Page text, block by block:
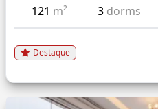
121 m² 3 dorms
Destaque